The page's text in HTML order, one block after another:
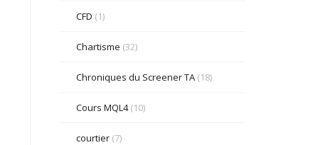
CFD (1)
Chartisme (32)
Chroniques du Screener TA(18)
Cours MQL4(10)
courtier(7)